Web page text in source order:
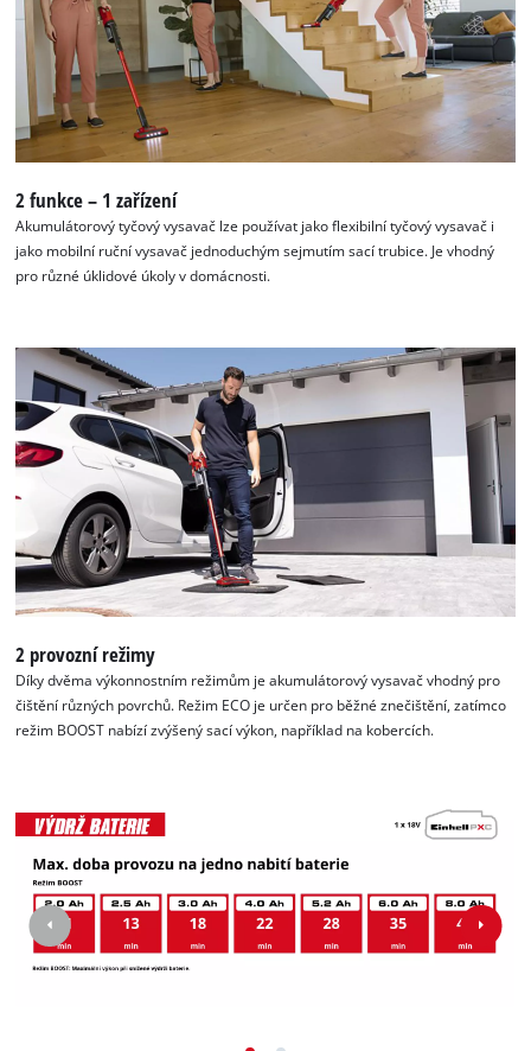
K načtení služby Google Maps
potřebujeme váš souhlas!
to trackers that are not disclosed to the
visitor. The website owner needs to setup
the site with their CMP to add this content
to the list of technologies used.
Management Platform
2 funkce – 1 zařízení
Akumulátorový tyčový vysavač lze používat jako flexibilní tyčový vysavač i
jako mobilní ruční vysavač jednoduchým sejmutím sací trubice. Je vhodný
pro různé úklidové úkoly v domácnosti.
2 provozní režimy
Díky dvěma výkonnostním režimům je akumulátorový vysavač vhodný pro
čištění různých povrchů. Režim ECO je určen pro běžné znečištění, zatímco
režim BOOST nabízí zvýšený sací výkon, například na kobercích.